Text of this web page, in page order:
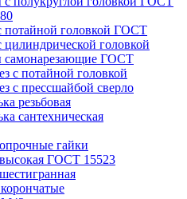
потайной головкой ГОСТ
цилиндрической головкой
самонарезающие ГОСТ
с потайной головкой
с прессшайбой сверло
резьбовая
сантехническая
гайки
ГОСТ 15523